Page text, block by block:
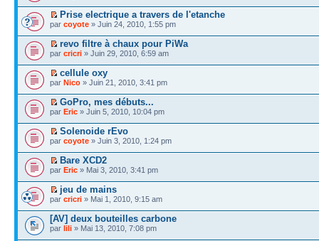
Prise electrique a travers de l'etanche
par coyote » Juin 24, 2010, 1:55 pm
revo filtre à chaux pour PiWa
par cricri » Juin 29, 2010, 6:59 am
cellule oxy
par Nico » Juin 21, 2010, 3:41 pm
GoPro, mes débuts...
par Eric » Juin 5, 2010, 10:04 pm
Solenoide rEvo
par coyote » Juin 3, 2010, 1:24 pm
Bare XCD2
par Eric » Mai 3, 2010, 3:41 pm
jeu de mains
par cricri » Mai 1, 2010, 9:15 am
[AV] deux bouteilles carbone
par lili » Mai 13, 2010, 7:08 pm